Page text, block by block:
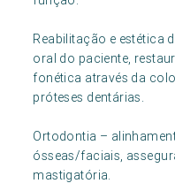
Reabilitação e estética
oral do paciente,
fonética através da
próteses dentárias.
Ortodontia –
ósseas/faciais,
mastigatória.